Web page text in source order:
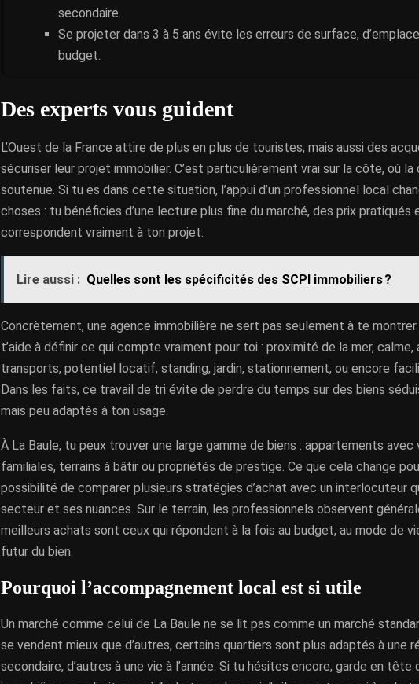
secondaire.
Se projeter dans 3 à 5 ans évite les erreurs de surface,
budget.
Des experts vous guident
L’Ouest de la France attire de plus en plus de touristes, mais aussi des
sécuriser leur projet immobilier. C’est particulièrement vrai sur la côte, où la
soutenue. Si tu es dans cette situation, l’appui d’un professionnel local
choses : tu bénéficies d’une lecture plus fine du marché, des prix pratiqués
correspondent vraiment à ton projet.
Lire aussi : Quelles sont les spécificités des SCPI immobiliers ?
Concrètement, une agence immobilière ne sert pas seulement à te montrer
t’aide à définir ce qui compte vraiment pour toi : proximité de la mer, calme,
transports, potentiel locatif, standing, jardin, stationnement, ou encore
Dans les faits, ce travail de tri évite de perdre du temps sur des biens
mais peu adaptés à ton usage.
À La Baule, tu peux trouver une large gamme de biens : appartements avec
familiales, terrains à bâtir ou propriétés de prestige. Ce que cela change
possibilité de comparer plusieurs stratégies d’achat avec un interlocuteur
secteur et ses nuances. Sur le terrain, les professionnels observent
meilleurs achats sont ceux qui répondent à la fois au budget, au mode de
futur du bien.
Pourquoi l’accompagnement local est si utile
Un marché comme celui de La Baule ne se lit pas comme un marché
se vendent mieux que d’autres, certains quartiers sont plus adaptés à une
secondaire, d’autres à une vie à l’année. Si tu hésites encore, garde en tête